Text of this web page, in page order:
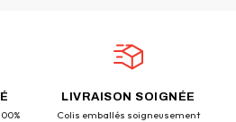
LIVRAISON SOIGNÉE
Colis emballés soigneusement